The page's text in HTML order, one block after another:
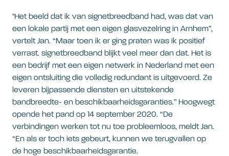
"Het beeld dat ik van signetbreedband had, was dat van
een lokale partij met een eigen glasvezelring in Arnhem”,
vertelt Jan. “Maar toen ik er ging praten was ik positief
verrast. signetbreedband blijkt veel meer dan dat. Het is
een bedrijf met een eigen netwerk in Nederland met een
eigen ontsluiting die volledig redundant is uitgevoerd. Ze
leveren bijpassende diensten en uitstekende
bandbreedte- en beschikbaarheidsgaranties.” Hoogwegt
opende het pand op 14 september 2020. “De
verbindingen werken tot nu toe probleemloos, meldt Jan.
“En als er toch iets gebeurt, kunnen we terugvallen op
de hoge beschikbaarheidsgarantie.